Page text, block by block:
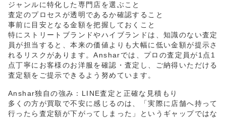
ジャンルに特化した専門店を選ぶこと
査定のプロセスが透明であるか確認すること
事前に目安となる金額を把握しておくこと
特にストリートブランドやハイブランドは、知識のない査定
員が担当すると、本来の価値よりも大幅に低い金額が提示さ
れるリスクがあります。Ansharでは、プロの査定員が1点1
点丁寧にお客様のお洋服を確認・査定し、ご納得いただける
査定額をご提示できるよう努めています。
Anshar独自の強み：LINE査定と正確な見積もり
多くの方が買取で不安に感じるのは、「実際に店舗へ持って
行ったら査定額が下がってしまった」というギャップではな